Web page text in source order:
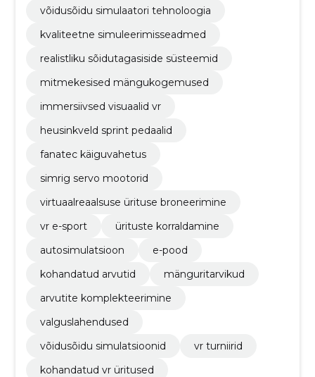
võidusõidu simulaatori tehnoloogia
kvaliteetne simuleerimisseadmed
realistliku sõidutagasiside süsteemid
mitmekesised mängukogemused
immersiivsed visuaalid vr
heusinkveld sprint pedaalid
fanatec käiguvahetus
simrig servo mootorid
virtuaalreaalsuse ürituse broneerimine
vr e-sport
ürituste korraldamine
autosimulatsioon
e-pood
kohandatud arvutid
mänguritarvikud
arvutite komplekteerimine
valguslahendused
võidusõidu simulatsioonid
vr turniirid
kohandatud vr üritused